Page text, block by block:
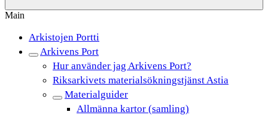
Main
Arkistojen Portti
Arkivens Port
Hur använder jag Arkivens Port?
Riksarkivets materialsökningstjänst Astia
Materialguider
Allmänna kartor (samling)